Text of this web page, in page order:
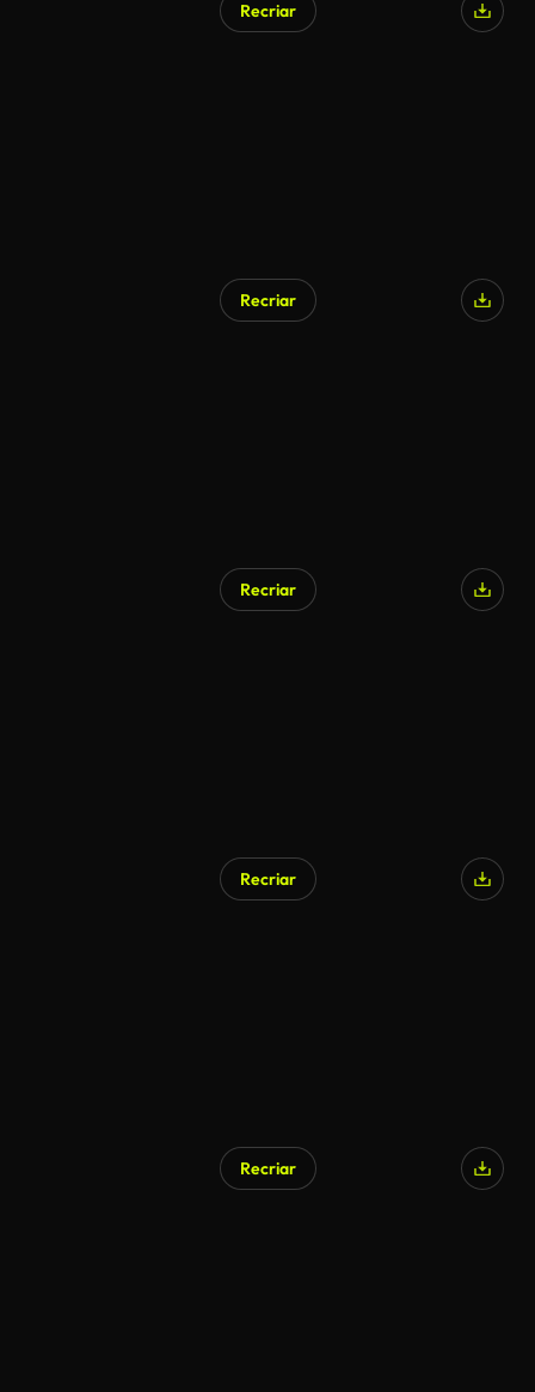
Recriar
Recriar
Recriar
Recriar
Recriar